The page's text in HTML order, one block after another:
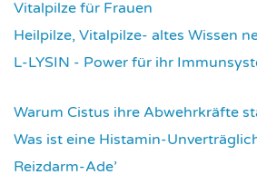
Vitalpilze für Frauen
Heilpilze, Vitalpilze- altes Wissen
L-LYSIN - Power für ihr
Warum Cistus ihre Abwehrkräfte
Was ist eine Histamin-
Reizdarm-Ade’